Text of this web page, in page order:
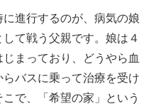
進行するのが、病気の娘
て戦う父親です。娘は４
まっており、どうやら血
バスに乗って治療を受け
で、「希望の家」という